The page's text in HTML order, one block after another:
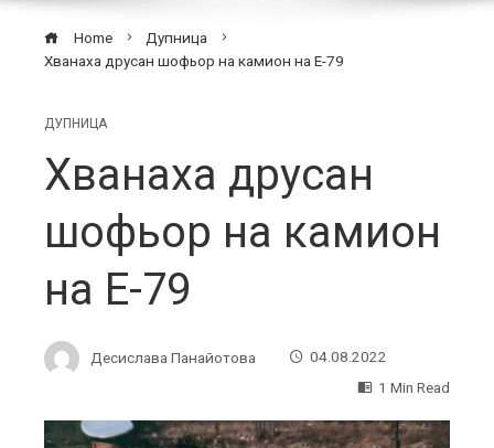
Home
Дупница
Хванаха друсан шофьор на камион на Е-79
ДУПНИЦА
Хванаха друсан
шофьор на камион
на Е-79
Десислава Панайотова
04.08.2022
1 Min Read